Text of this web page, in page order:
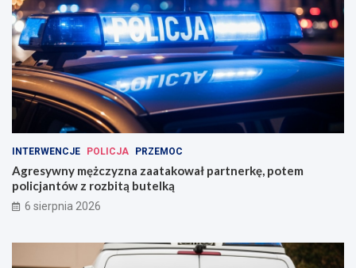
INTERWENCJE POLICJA PRZEMOC
Agresywny mężczyzna zaatakował partnerkę, potem
policjantów z rozbitą butelką
6 sierpnia 2026